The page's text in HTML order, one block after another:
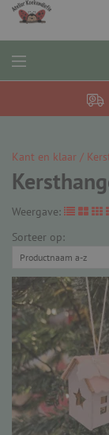
Kant en klaar /
Weergave:
Sorteer op: